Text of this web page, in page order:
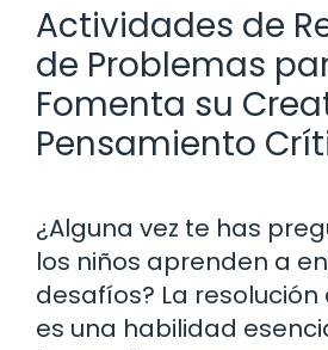
Actividades de
de Problemas
Fomenta su
Pensamiento
¿Alguna vez te has
los niños aprenden a
desafíos? La
es una habilidad